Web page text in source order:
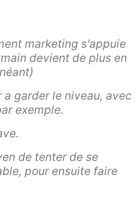
marketing s'appuie
devient de plus en
garder le niveau, avec
exemple.
de tenter de se
pour ensuite faire